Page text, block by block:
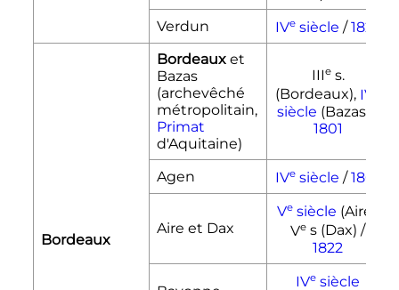
Verdun IVesiècle /1822
Bordeaux
Bordeauxet
Bazas
(archevêché
métropolitain,
Primat
d'Aquitaine)
IIIes.
(Bordeaux), IV
siècle (Bazas) /
1801
Agen IVe siècle /1801
Aire et Dax
Vesiècle (Aire),
Ve s (Dax) /
1822
IVe siècle